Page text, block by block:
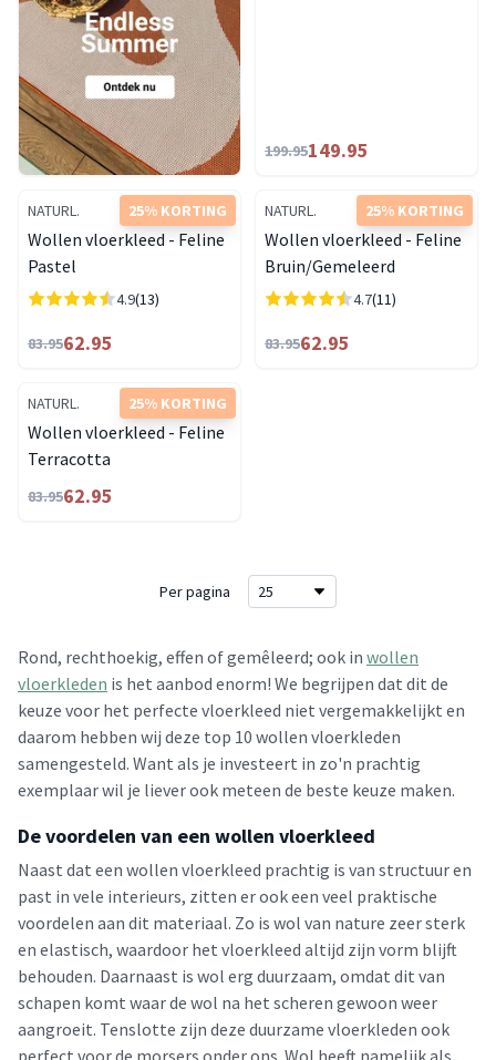
199.95149.95
25% KORTING
NATURL.
Wollen vloerkleed - Feline
Pastel
4.9(13)
83.9562.95
25% KORTING
NATURL.
Wollen vloerkleed - Feline
Bruin/Gemeleerd
4.7(11)
83.9562.95
25% KORTING
NATURL.
Wollen vloerkleed - Feline
Terracotta
83.9562.95
Per pagina
Rond, rechthoekig, effen of gemêleerd; ook in wollen
vloerkleden is het aanbod enorm! We begrijpen dat dit de
keuze voor het perfecte vloerkleed niet vergemakkelijkt en
daarom hebben wij deze top 10 wollen vloerkleden
samengesteld. Want als je investeert in zo'n prachtig
exemplaar wil je liever ook meteen de beste keuze maken.
De voordelen van een wollen vloerkleed
Naast dat een wollen vloerkleed prachtig is van structuur en
past in vele interieurs, zitten er ook een veel praktische
voordelen aan dit materiaal. Zo is wol van nature zeer sterk
en elastisch, waardoor het vloerkleed altijd zijn vorm blijft
behouden. Daarnaast is wol erg duurzaam, omdat dit van
schapen komt waar de wol na het scheren gewoon weer
aangroeit. Tenslotte zijn deze duurzame vloerkleden ook